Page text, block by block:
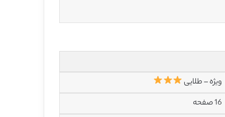
ویژه – طلایی
16 صفحه